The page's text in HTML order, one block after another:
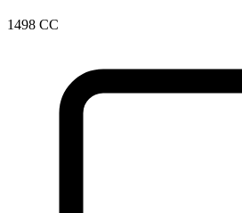
1498 CC